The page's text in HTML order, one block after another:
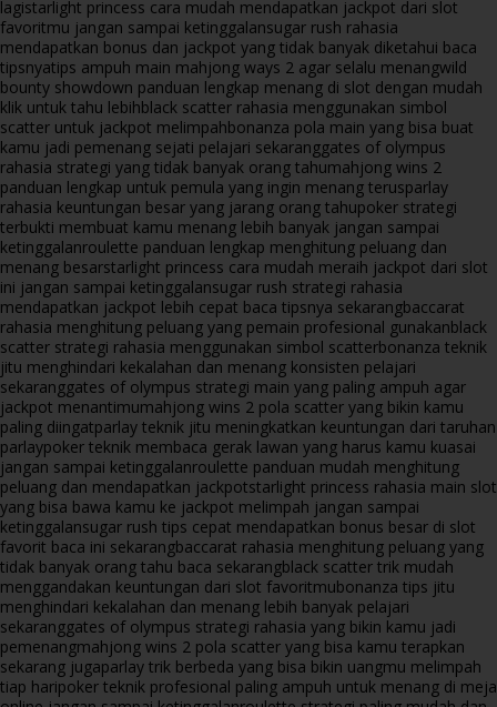
lagistarlight princess cara mudah mendapatkan jackpot dari slot
favoritmu jangan sampai ketinggalansugar rush rahasia
mendapatkan bonus dan jackpot yang tidak banyak diketahui baca
tipsnyatips ampuh main mahjong ways 2 agar selalu menangwild
bounty showdown panduan lengkap menang di slot dengan mudah
klik untuk tahu lebihblack scatter rahasia menggunakan simbol
scatter untuk jackpot melimpahbonanza pola main yang bisa buat
kamu jadi pemenang sejati pelajari sekaranggates of olympus
rahasia strategi yang tidak banyak orang tahumahjong wins 2
panduan lengkap untuk pemula yang ingin menang terusparlay
rahasia keuntungan besar yang jarang orang tahupoker strategi
terbukti membuat kamu menang lebih banyak jangan sampai
ketinggalanroulette panduan lengkap menghitung peluang dan
menang besarstarlight princess cara mudah meraih jackpot dari slot
ini jangan sampai ketinggalansugar rush strategi rahasia
mendapatkan jackpot lebih cepat baca tipsnya sekarangbaccarat
rahasia menghitung peluang yang pemain profesional gunakanblack
scatter strategi rahasia menggunakan simbol scatterbonanza teknik
jitu menghindari kekalahan dan menang konsisten pelajari
sekaranggates of olympus strategi main yang paling ampuh agar
jackpot menantimumahjong wins 2 pola scatter yang bikin kamu
paling diingatparlay teknik jitu meningkatkan keuntungan dari taruhan
parlaypoker teknik membaca gerak lawan yang harus kamu kuasai
jangan sampai ketinggalanroulette panduan mudah menghitung
peluang dan mendapatkan jackpotstarlight princess rahasia main slot
yang bisa bawa kamu ke jackpot melimpah jangan sampai
ketinggalansugar rush tips cepat mendapatkan bonus besar di slot
favorit baca ini sekarangbaccarat rahasia menghitung peluang yang
tidak banyak orang tahu baca sekarangblack scatter trik mudah
menggandakan keuntungan dari slot favoritmubonanza tips jitu
menghindari kekalahan dan menang lebih banyak pelajari
sekaranggates of olympus strategi rahasia yang bikin kamu jadi
pemenangmahjong wins 2 pola scatter yang bisa kamu terapkan
sekarang jugaparlay trik berbeda yang bisa bikin uangmu melimpah
tiap haripoker teknik profesional paling ampuh untuk menang di meja